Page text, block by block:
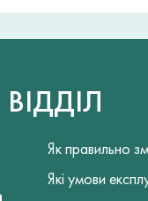
ВІДДІЛ
Як правильно
Які умови